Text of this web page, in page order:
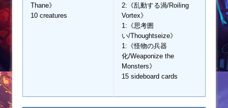
Thane》
10 creatures
2:《乱動する渦/Roiling
Vortex》
1:《思考囲
い/Thoughtseize》
1:《怪物の兵器
化/Weaponize the
Monsters》
15 sideboard cards